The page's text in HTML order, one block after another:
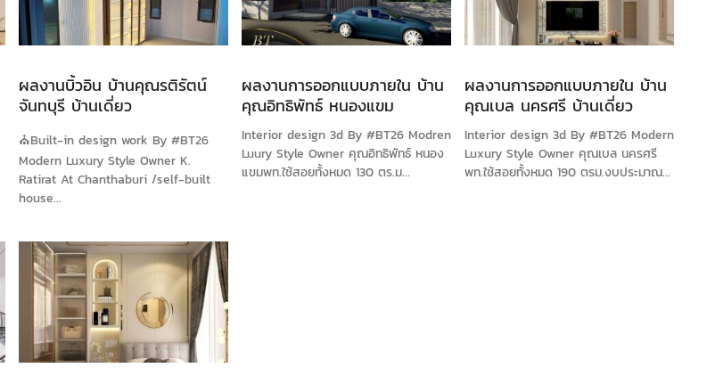
ผลงานบิ้วอิน บ้านคุณรติรัตน์
จันทบุรี บ้านเดี่ยว
⛪Built-in design work By #BT26
Modern Luxury Style Owner K.
Ratirat At Chanthaburi /self-built
house...
ผลงานการออกแบบภายใน บ้าน
คุณอิทธิพัทธ์ หนองแขม
Interior design 3d By #BT26 Modren
Luury Style Owner คุณอิทธิพัทธ์ หนอง
แขมพท.ใช้สอยทั้งหมด 130 ตร.ม...
ผลงานการออกแบบภายใน บ้าน
คุณเบล นครศรี บ้านเดี่ยว
Interior design 3d By #BT26 Modern
Luxury Style Owner คุณเบล นครศรี
พท.ใช้สอยทั้งหมด 190 ตรม.งบประมาณ...